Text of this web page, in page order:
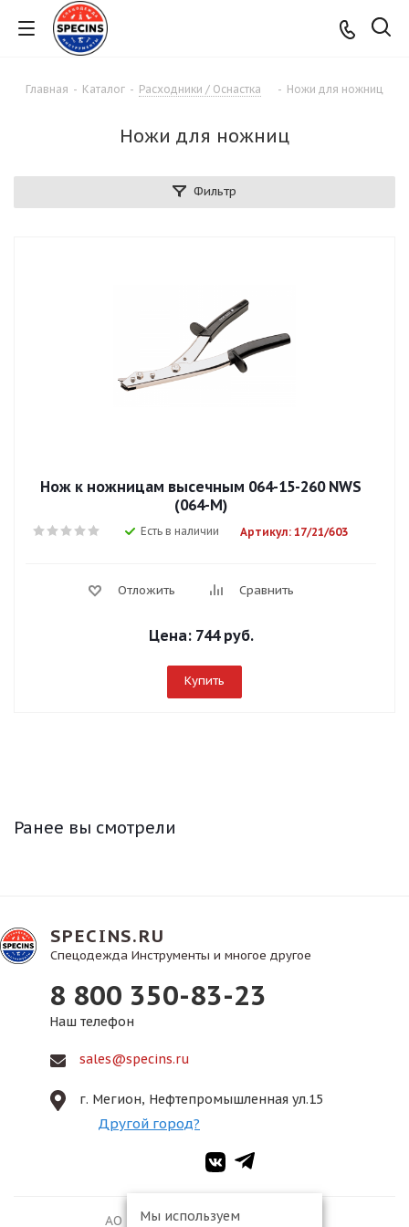
Главная - Каталог - Расходники / Оснастка - Ножи для ножниц
Ножи для ножниц
Фильтр
Нож к ножницам высечным 064-15-260 NWS
(064-М)
Есть в наличии Артикул: 17/21/603
Отложить Сравнить
Цена: 744 руб.
Купить
Ранее вы смотрели
SPECINS.RU
Спецодежда Инструменты и многое другое
8 800 350-83-23
Наш телефон
sales@specins.ru
г. Мегион, Нефтепромышленная ул.15
Другой город?
АО ПКФ «Спецмонтаж-2», 2026
Мы используем